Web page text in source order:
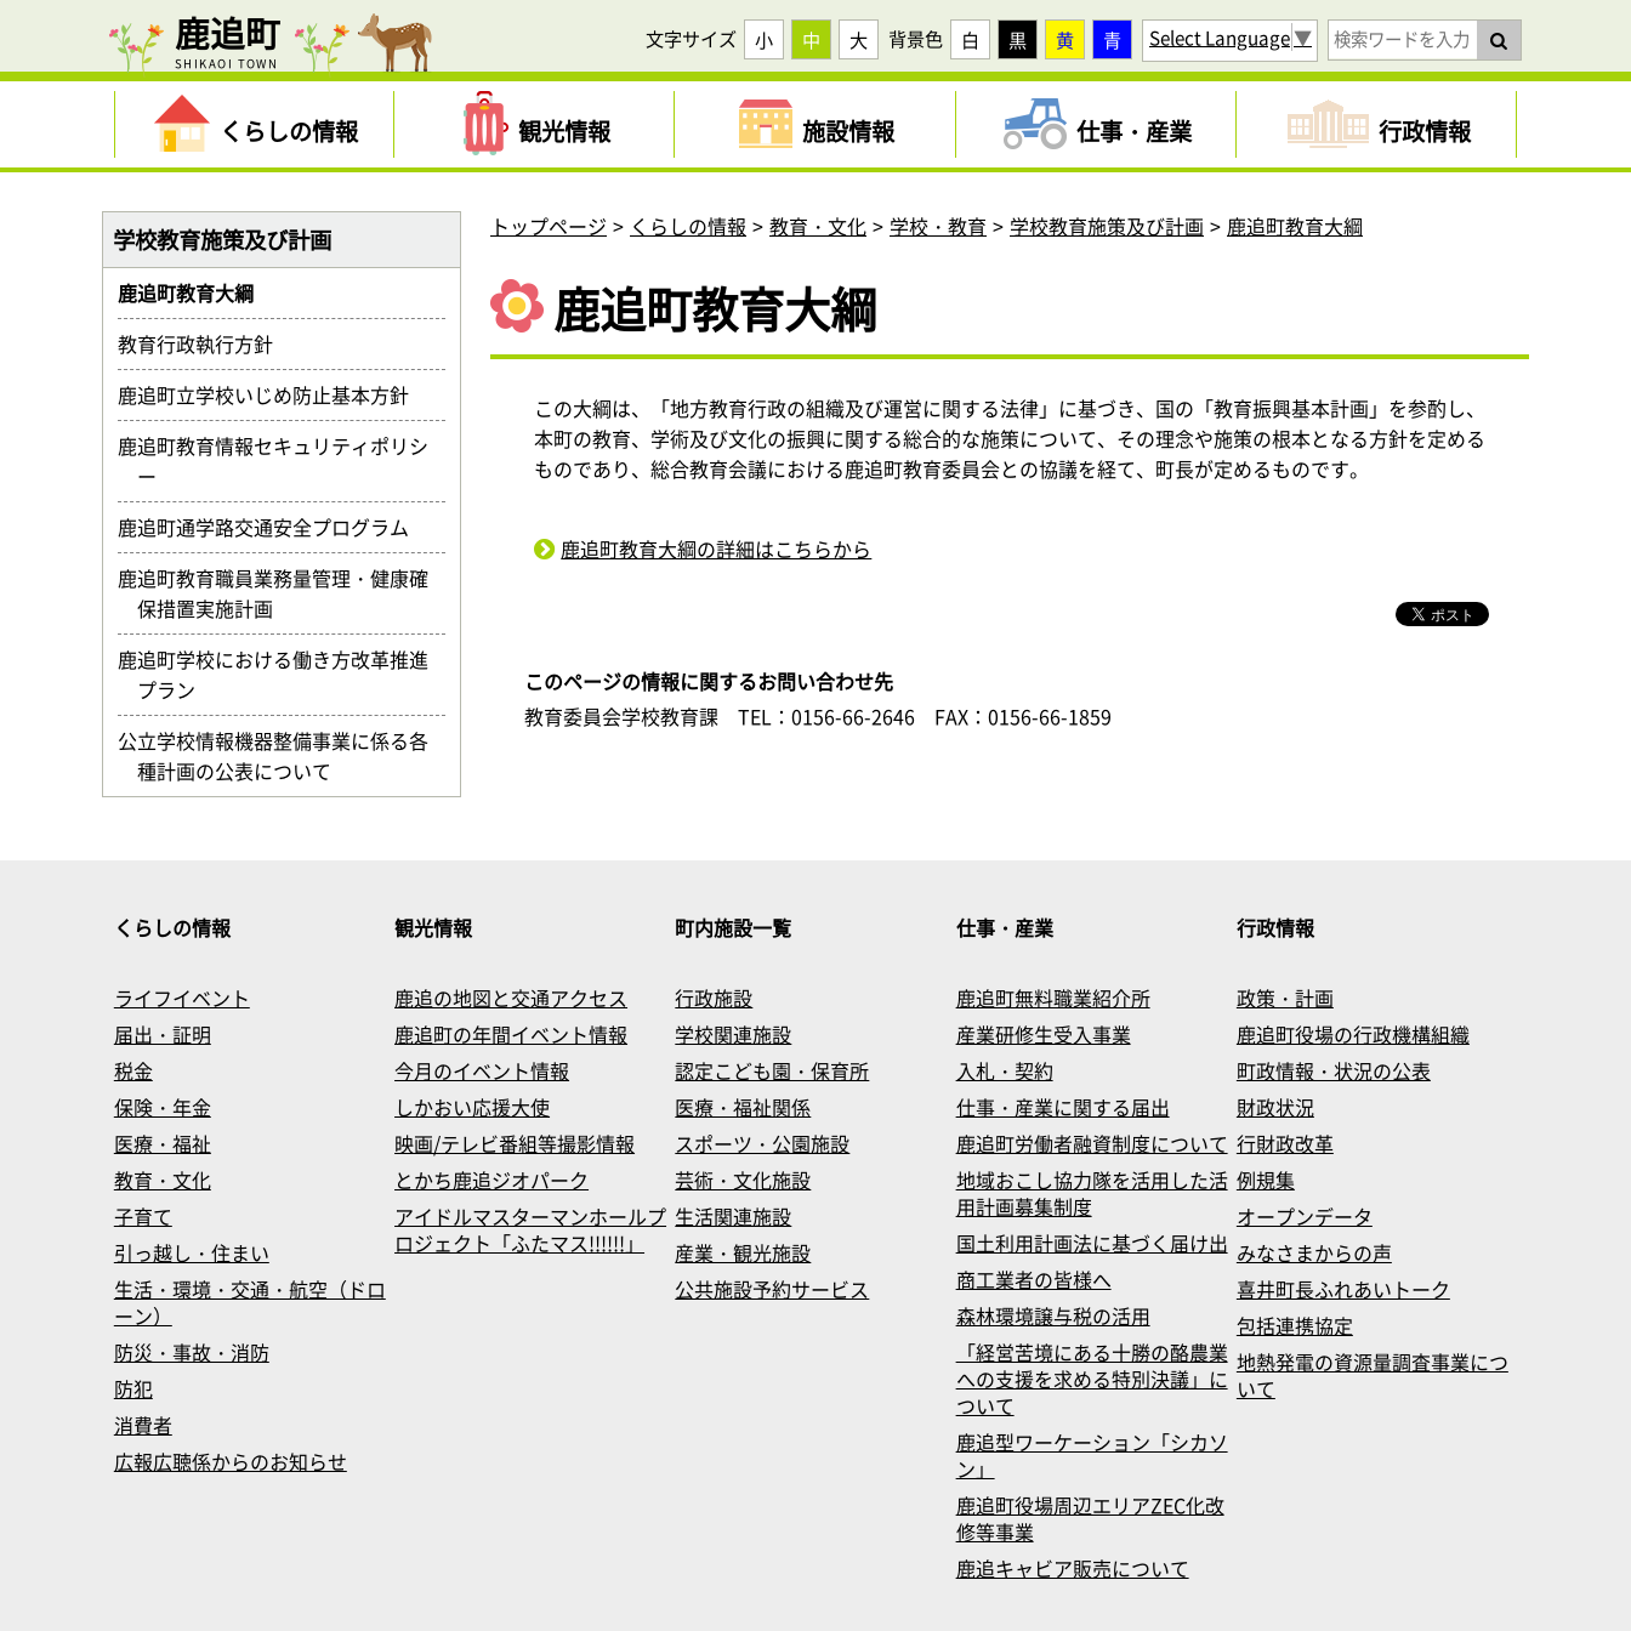
鹿追町
SHIKAOI TOWN
文字サイズ 小 中 大 背景色 白 黒 黄 青 Select Language▼
くらしの情報 観光情報 施設情報 仕事・産業 行政情報
トップページ くらしの情報 教育・文化 学校・教育 学校教育施策及び計画 鹿追町教育大綱
鹿追町教育大綱
この大綱は、「地方教育行政の組織及び運営に関する法律」に基づき、国の「教育振興基本計画」を参酌し、
本町の教育、学術及び文化の振興に関する総合的な施策について、その理念や施策の根本となる方針を定める
ものであり、総合教育会議における鹿追町教育委員会との協議を経て、町長が定めるものです。
鹿追町教育大綱の詳細はこちらから
このページの情報に関するお問い合わせ先
教育委員会学校教育課
TEL：0156-66-2646 FAX：0156-66-1859
学校教育施策及び計画
鹿追町教育大綱
教育行政執行方針
鹿追町立学校いじめ防止基本方針
鹿追町教育情報セキュリティポリシ
ー
鹿追町通学路交通安全プログラム
鹿追町教育職員業務量管理・健康確
保措置実施計画
鹿追町学校における働き方改革推進
プラン
公立学校情報機器整備事業に係る各
種計画の公表について
くらしの情報
ライフイベント
届出・証明
税金
保険・年金
医療・福祉
教育・文化
子育て
引っ越し・住まい
生活・環境・交通・航空（ドロ
ーン）
防災・事故・消防
防犯
消費者
広報広聴係からのお知らせ
観光情報
鹿追の地図と交通アクセス
鹿追町の年間イベント情報
今月のイベント情報
しかおい応援大使
映画/テレビ番組等撮影情報
とかち鹿追ジオパーク
アイドルマスターマンホールプ
ロジェクト「ふたマス!!!!!!」
町内施設一覧
行政施設
学校関連施設
認定こども園・保育所
医療・福祉関係
スポーツ・公園施設
芸術・文化施設
生活関連施設
産業・観光施設
公共施設予約サービス
仕事・産業
鹿追町無料職業紹介所
産業研修生受入事業
入札・契約
仕事・産業に関する届出
鹿追町労働者融資制度について
地域おこし協力隊を活用した活
用計画募集制度
国土利用計画法に基づく届け出
商工業者の皆様へ
森林環境譲与税の活用
「経営苦境にある十勝の酪農業
への支援を求める特別決議」に
ついて
鹿追型ワーケーション「シカソ
ン」
鹿追町役場周辺エリアZEC化改
修等事業
鹿追キャビア販売について
行政情報
政策・計画
鹿追町役場の行政機構組織
町政情報・状況の公表
財政状況
行財政改革
例規集
オープンデータ
みなさまからの声
喜井町長ふれあいトーク
包括連携協定
地熱発電の資源量調査事業につ
いて